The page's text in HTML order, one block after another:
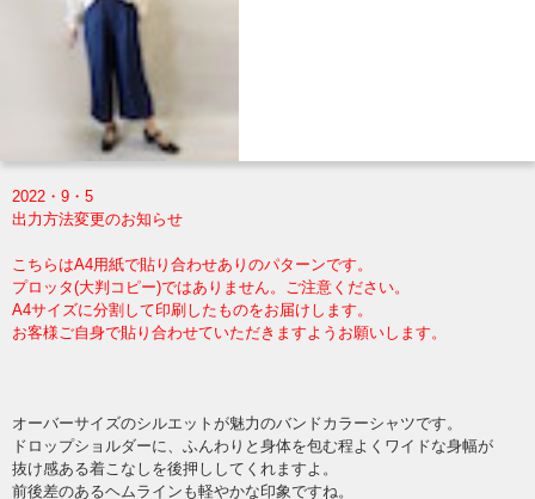
2022・9・5
出力方法変更のお知らせ
こちらはA4用紙で貼り合わせありのパターンです。
プロッタ(大判コピー)ではありません。ご注意ください。
A4サイズに分割して印刷したものをお届けします。
お客様ご自身で貼り合わせていただきますようお願いします。
オーバーサイズのシルエットが魅力のバンドカラーシャツです。
ドロップショルダーに、ふんわりと身体を包む程よくワイドな身幅が
抜け感ある着こなしを後押ししてくれますよ。
前後差のあるヘムラインも軽やかな印象ですね。